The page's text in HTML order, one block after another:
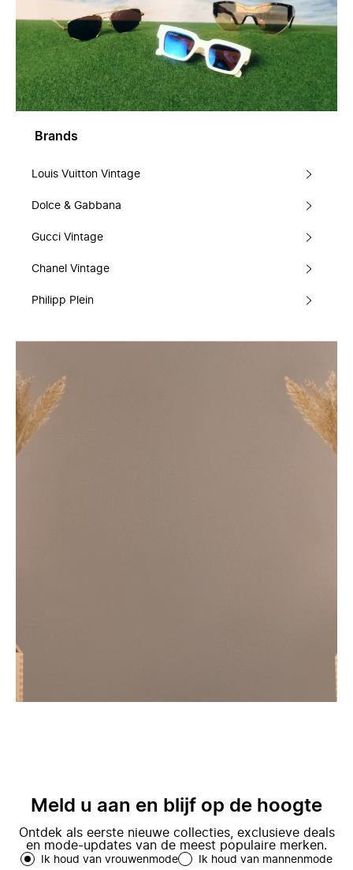
Brands
Louis Vuitton Vintage
Dolce & Gabbana
Gucci Vintage
Chanel Vintage
Philipp Plein
Meld u aan en blijf op de hoogte
Ontdek als eerste nieuwe collecties, exclusieve deals
en mode-updates van de meest populaire merken.
Ik houd van vrouwenmode Ik houd van mannenmode